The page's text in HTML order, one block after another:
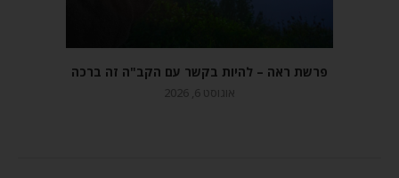
פרשת ראה – להיות בקשר עם הקב"ה זה ברכה
אוגוסט 6, 2026